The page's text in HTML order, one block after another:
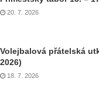
20. 7. 2026
Volejbalová přátelská
2026)
18. 7. 2026